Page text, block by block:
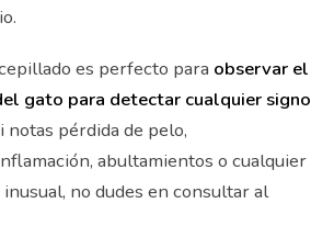
es perfecto para observar el
gato para detectar cualquier signo
notas pérdida de pelo,
abultamientos o cualquier
no dudes en consultar al